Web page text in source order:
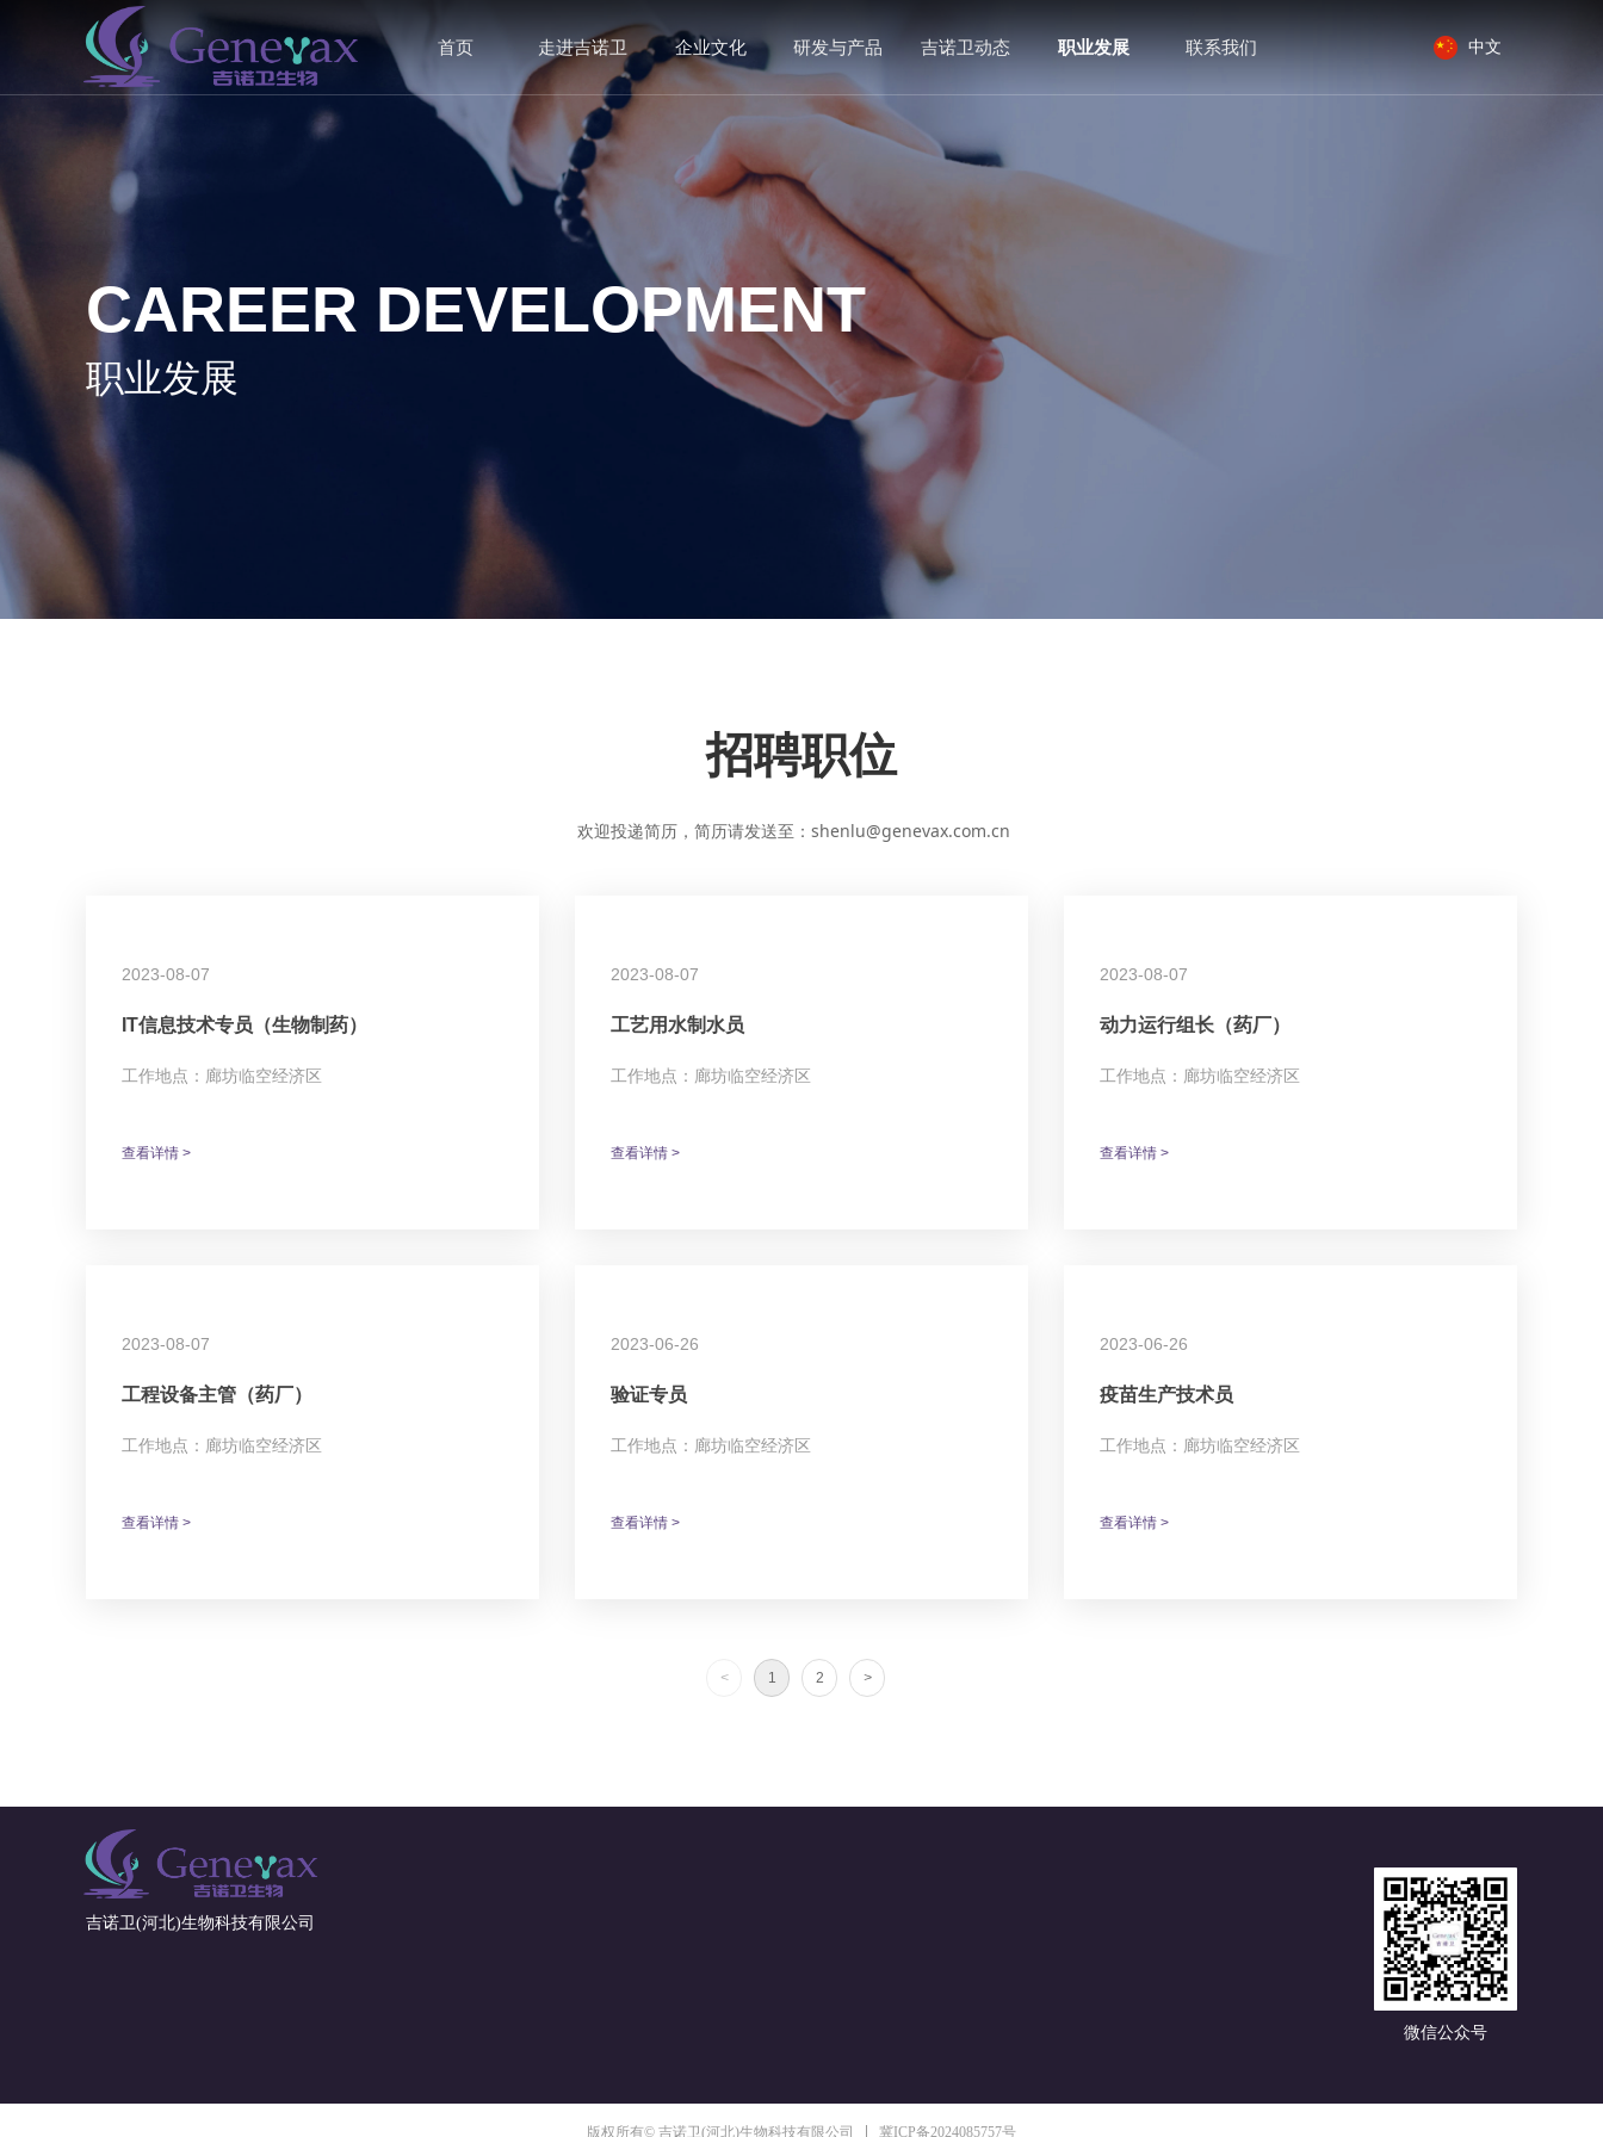
首页 走进吉诺卫 企业文化 研发与产品 吉诺卫动态 职业发展 联系我们 中文
职业发展
CAREER DEVELOPMENT
2023-08-07
IT信息技术专员（生物制药）
工作地点：廊坊临空经济区
查看详情 >
2023-08-07
工艺用水制水员
工作地点：廊坊临空经济区
查看详情 >
2023-08-07
动力运行组长（药厂）
工作地点：廊坊临空经济区
查看详情 >
2023-08-07
工程设备主管（药厂）
工作地点：廊坊临空经济区
查看详情 >
2023-06-26
验证专员
工作地点：廊坊临空经济区
查看详情 >
2023-06-26
疫苗生产技术员
工作地点：廊坊临空经济区
查看详情 >
< 1 2 >
招聘职位
欢迎投递简历，简历请发送至：shenlu@genevax.com.cn
微信公众号
吉诺卫(河北)生物科技有限公司
版权所有© 吉诺卫(河北)生物科技有限公司 冀ICP备2024085757号